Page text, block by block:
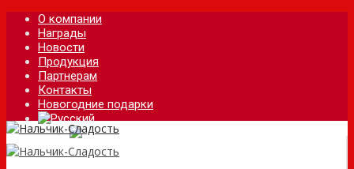
О компании
Награды
Новости
Продукция
Партнерам
Контакты
Новогодние подарки